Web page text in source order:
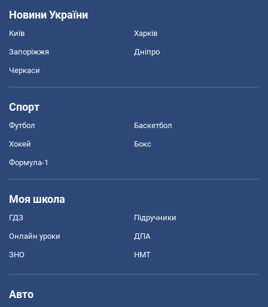
Новини України
Київ Харків
Запоріжжя Дніпро
Черкаси
Спорт
Футбол Баскетбол
Хокей Бокс
Формула-1
Моя школа
ГДЗ Підручники
Онлайн уроки ДПА
ЗНО НМТ
Авто